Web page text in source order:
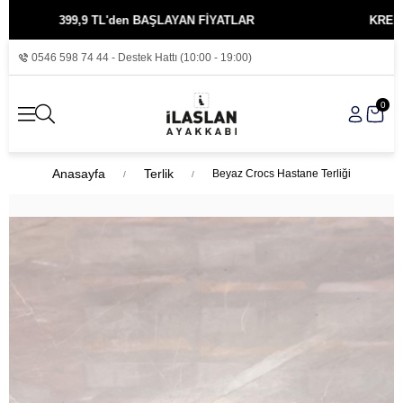
399,9 TL'den BAŞLAYAN FİYATLAR KREDİ
0546 598 74 44 - Destek Hattı (10:00 - 19:00)
0
Anasayfa Terlik Beyaz Crocs Hastane Terliği